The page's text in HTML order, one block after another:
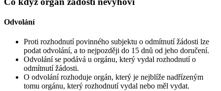
Odvolání
Proti rozhodnutí povinného subjektu o odmítnutí žádosti lze
podat odvolání, a to nejpozději do 15 dnů od jeho doručení.
Odvolání se podává u orgánu, který vydal rozhodnutí o
odmítnutí žádosti.
O odvolání rozhoduje orgán, který je nejblíže nadřízeným
tomu orgánu, který rozhodnutí vydal nebo měl vydat.